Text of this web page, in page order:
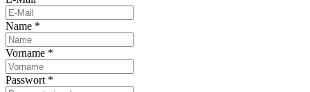
Name *
Vorname *
Passwort *